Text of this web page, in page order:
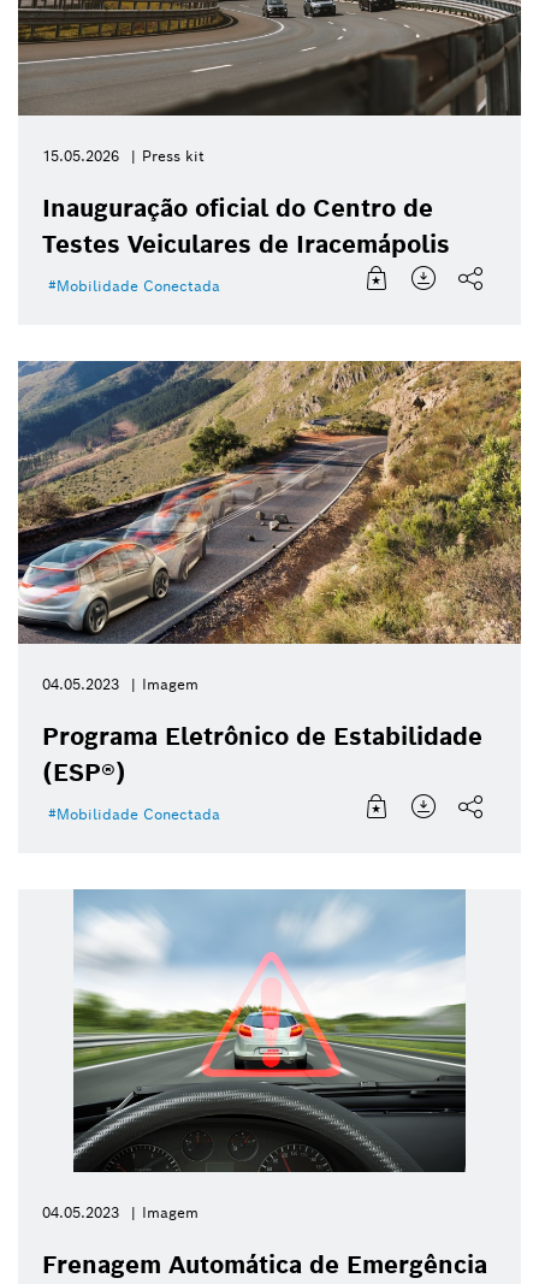
15.05.2026 Press kit
Inauguração oficial do Centro de
Testes Veiculares de Iracemápolis
Mobilidade Conectada
04.05.2023 Imagem
Programa Eletrônico de Estabilidade
(ESP®)
Mobilidade Conectada
04.05.2023 Imagem
Frenagem Automática de Emergência